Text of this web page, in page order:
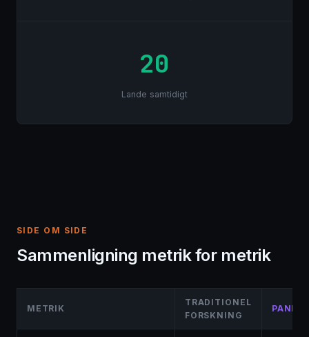
20
Lande samtidigt
SIDE OM SIDE
Sammenligning metrik for metrik
METRIK
TRADITIONEL
FORSKNING
PANEL